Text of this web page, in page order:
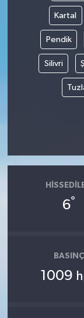
Kartal
Pendik
Silivri
6°
BASINÇ
1009